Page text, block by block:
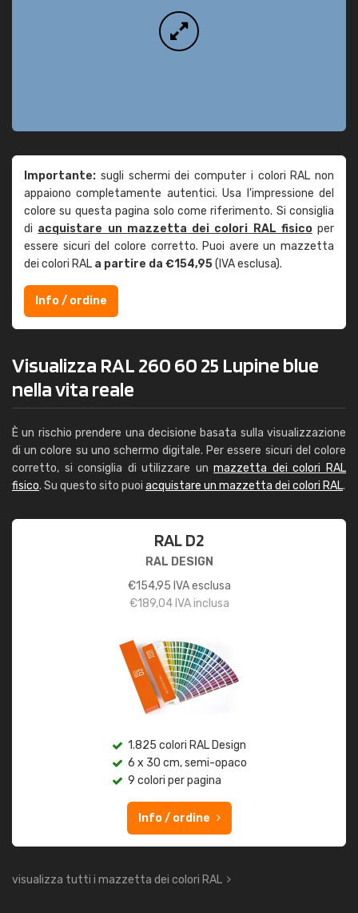
Importante: sugli schermi dei computer i colori RAL non
appaiono completamente autentici. Usa l'impressione del
colore su questa pagina solo come riferimento. Si consiglia
di acquistare un mazzetta dei colori RAL fisicoper
essere sicuri del colore corretto. Puoi avere un mazzetta
dei colori RAL a partire da €154,95(IVA esclusa).
Info / ordine
Visualizza RAL 260 60 25 Lupine blue
nella vita reale
È un rischio prendere una decisione basata sulla visualizzazione
di un colore su uno schermo digitale. Per essere sicuri del colore
corretto, si consiglia di utilizzare unmazzetta dei colori RAL
fisico. Su questo sito puoi acquistare un mazzetta dei colori RAL.
RAL D2
RAL DESIGN
€154,95 IVA esclusa
€189,04IVA inclusa
1.825 colori RAL Design
6 x 30 cm, semi-opaco
9 colori per pagina
Info / ordine
visualizza tutti i mazzetta dei colori RAL